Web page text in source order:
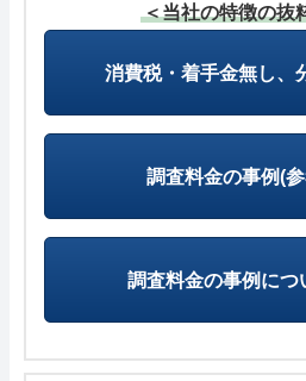
＜当社の特徴の抜
消費税・着手金無し、
調査料金の事例(
調査料金の事例につ